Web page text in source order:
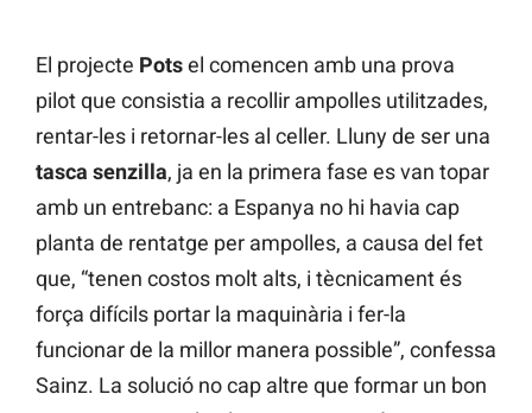
El projecte Potsel comencen amb una prova
pilot que consistia a recollir ampolles utilitzades,
rentar-les i retornar-les al celler. Lluny de ser una
tasca senzilla, ja en la primera fase es van topar
amb un entrebanc: a Espanya no hi havia cap
planta de rentatge per ampolles, a causa del fet
que, “tenen costos molt alts, i tècnicament és
força difícils portar la maquinària i fer-la
funcionar de la millor manera possible”, confessa
Sainz. La solució no cap altre que formar un bon